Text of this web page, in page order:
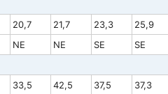
20,7 21,7 23,3 25,9
NE NE SE SE
33,5 42,5 37,5 37,3